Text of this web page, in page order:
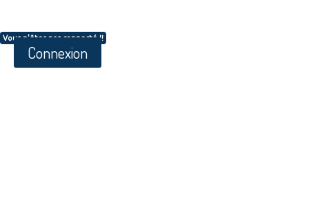
Vous n'êtes pas connecté !!
Connexion